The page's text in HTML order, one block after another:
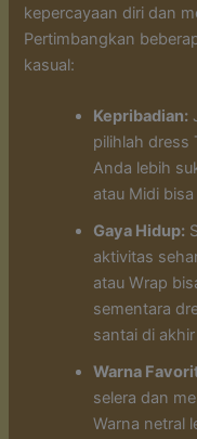
kepercayaan diri dan
Pertimbangkan
kasual:
Kepribadian:
pilihlah dress
Anda lebih
atau Midi
Gaya Hidup:
aktivitas
atau Wrap
sementara
santai di
Warna
selera dan
Warna netral